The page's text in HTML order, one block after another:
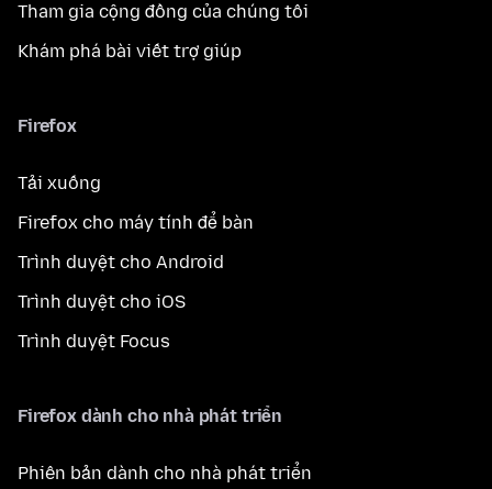
Tham gia cộng đồng của chúng tôi
Khám phá bài viết trợ giúp
Firefox
Tải xuống
Firefox cho máy tính để bàn
Trình duyệt cho Android
Trình duyệt cho iOS
Trình duyệt Focus
Firefox dành cho nhà phát triển
Phiên bản dành cho nhà phát triển